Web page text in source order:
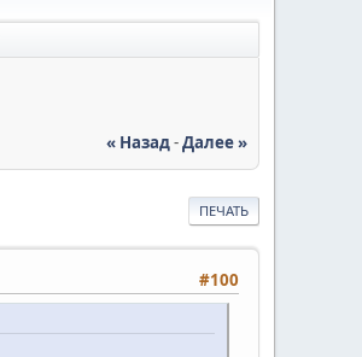
« Назад-Далее »
ПЕЧАТЬ
#100